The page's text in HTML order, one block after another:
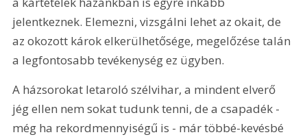
jelentkeznek. Elemezni, vizsgálni lehet az okait, de
az okozott károk elkerülhetősége, megelőzése talán
a legfontosabb tevékenység ez ügyben.
A házsorokat letaroló szélvihar, a mindent elverő
jég ellen nem sokat tudunk tenni, de a csapadék -
még ha rekordmennyiségű is - már többé-kevésbé